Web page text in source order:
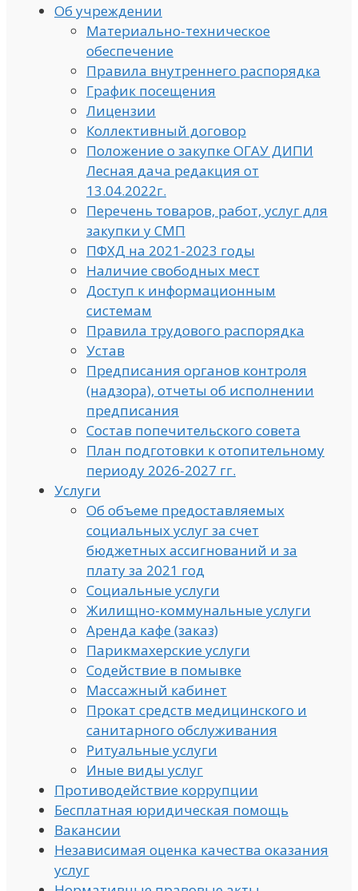
Об учреждении
Материально-техническое
обеспечение
Правила внутреннего распорядка
График посещения
Лицензии
Коллективный договор
Положение о закупке ОГАУ ДИПИ
Лесная дача редакция от
13.04.2022г.
Перечень товаров, работ, услуг для
закупки у СМП
ПФХД на 2021-2023 годы
Наличие свободных мест
Доступ к информационным
системам
Правила трудового распорядка
Устав
Предписания органов контроля
(надзора), отчеты об исполнении
предписания
Состав попечительского совета
План подготовки к отопительному
периоду 2026-2027 гг.
Услуги
Об объеме предоставляемых
социальных услуг за счет
бюджетных ассигнований и за
плату за 2021 год
Социальные услуги
Жилищно-коммунальные услуги
Аренда кафе (заказ)
Парикмахерские услуги
Содействие в помывке
Массажный кабинет
Прокат средств медицинского и
санитарного обслуживания
Ритуальные услуги
Иные виды услуг
Противодействие коррупции
Бесплатная юридическая помощь
Вакансии
Независимая оценка качества оказания
услуг